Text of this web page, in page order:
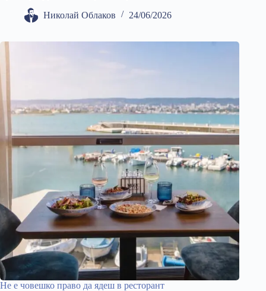
Николай Облаков 24/06/2026
Не е човешко право да ядеш в ресторант